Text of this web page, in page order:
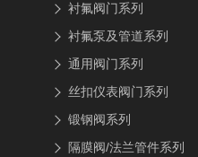
衬氟阀门系列
衬氟泵及管道系列
通用阀门系列
丝扣仪表阀门系列
锻钢阀系列
隔膜阀/法兰管件系列